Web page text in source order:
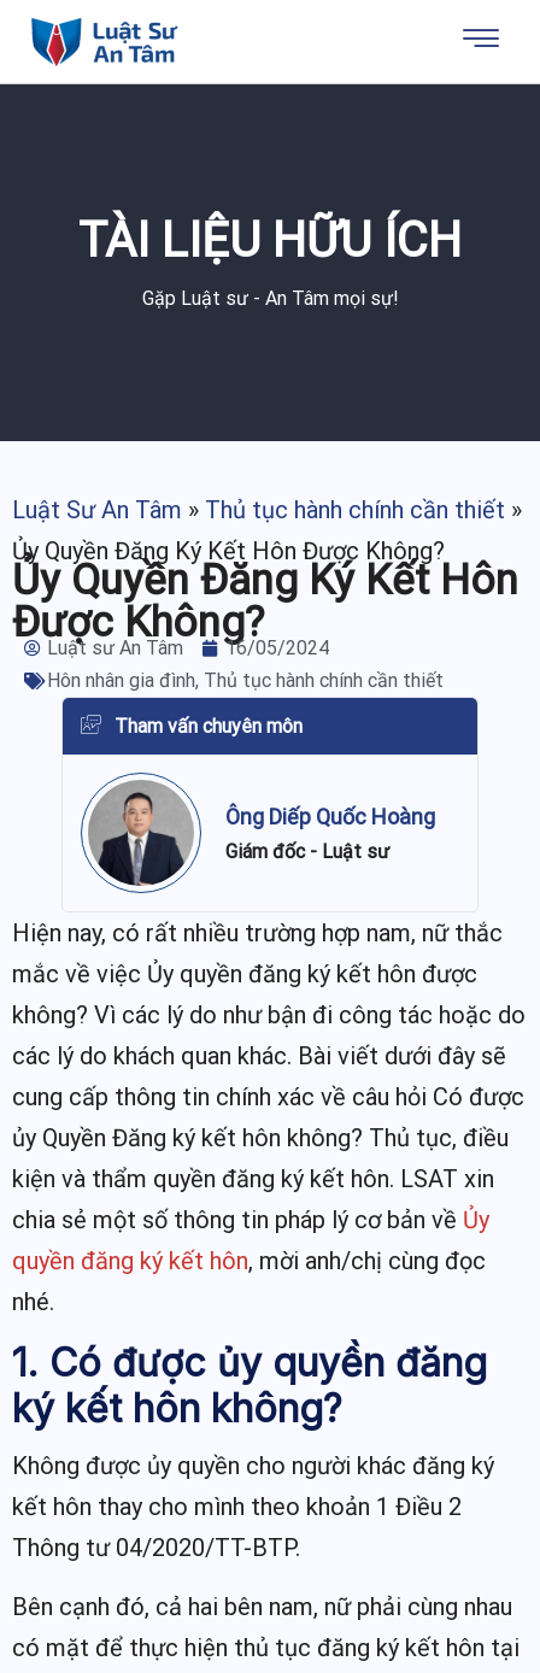
TÀI LIỆU HỮU ÍCH
Gặp Luật sư - An Tâm mọi sự!
Luật Sư An Tâm » Thủ tục hành chính cần thiết »
Ủy Quyền Đăng Ký Kết Hôn Được Không?
Ủy Quyền Đăng Ký Kết Hôn
Được Không?
Luật sư An Tâm
16/05/2024
Hôn nhân gia đình, Thủ tục hành chính cần thiết
Tham vấn chuyên môn
Ông Diếp Quốc Hoàng
Giám đốc - Luật sư
Hiện nay, có rất nhiều trường hợp nam, nữ thắc
mắc về việc Ủy quyền đăng ký kết hôn được
không? Vì các lý do như bận đi công tác hoặc do
các lý do khách quan khác. Bài viết dưới đây sẽ
cung cấp thông tin chính xác về câu hỏi Có được
ủy Quyền Đăng ký kết hôn không? Thủ tục, điều
kiện và thẩm quyền đăng ký kết hôn. LSAT xin
chia sẻ một số thông tin pháp lý cơ bản về Ủy
quyền đăng ký kết hôn, mời anh/chị cùng đọc
nhé.
1. Có được ủy quyền đăng
ký kết hôn không?
Không được ủy quyền cho người khác đăng ký
kết hôn thay cho mình theo khoản 1 Điều 2
Thông tư 04/2020/TT-BTP.
Bên cạnh đó, cả hai bên nam, nữ phải cùng nhau
có mặt để thực hiện thủ tục đăng ký kết hôn tại